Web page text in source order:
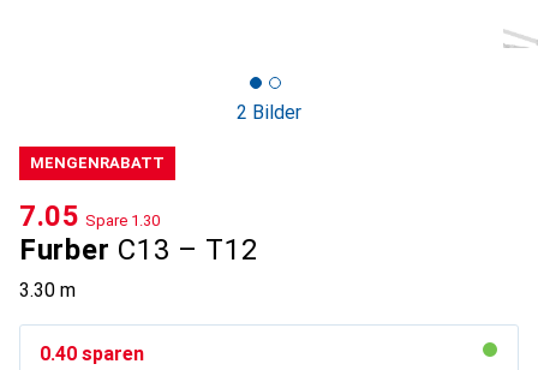
2 Bilder
MENGENRABATT
Furber C13 – T12
3.30 m
CHF
7.05 Spare CHF
1.30
CHF
0.40 sparen